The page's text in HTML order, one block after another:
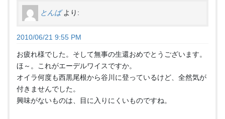
とんば より:
2010/06/21 9:55 PM
お疲れ様でした。そして無事の生還おめでとうございます。
ほ～。これがエーデルワイスですか。
オイラ何度も西黒尾根から谷川に登っているけど、全然気が
付きませんでした。
興味がないものは、目に入りにくいものですね。